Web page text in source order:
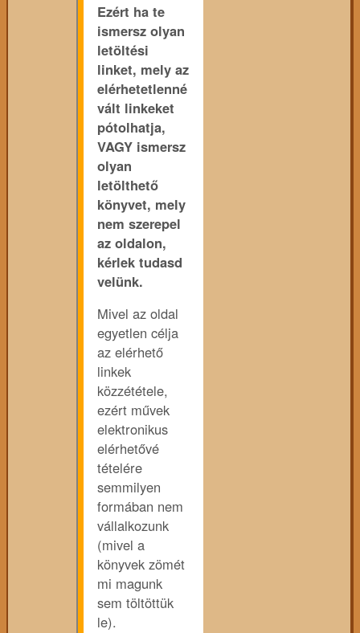
Ezért ha te
ismersz olyan
letöltési
linket, mely az
elérhetetlenné
vált linkeket
pótolhatja,
VAGY ismersz
olyan
letölthető
könyvet, mely
nem szerepel
az oldalon,
kérlek tudasd
velünk.
Mivel az oldal
egyetlen célja
az elérhető
linkek
közzététele,
ezért művek
elektronikus
elérhetővé
tételére
semmilyen
formában nem
vállalkozunk
(mivel a
könyvek zömét
mi magunk
sem töltöttük
le).